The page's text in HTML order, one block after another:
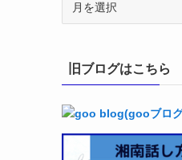
旧ブログはこちら